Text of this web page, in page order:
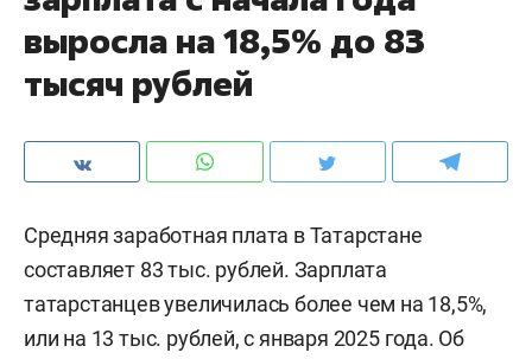
выросла на 18,5% до 83
тысяч рублей
Средняя заработная плата в Татарстане
составляет 83 тыс. рублей. Зарплата
татарстанцев увеличилась более чем на 18,5%,
или на 13 тыс. рублей, с января 2025 года. Об